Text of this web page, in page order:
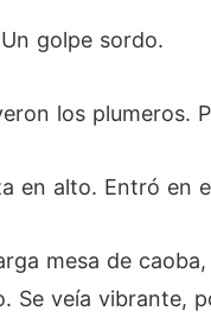
golpe sordo.
los plumeros.
en alto. Entró en
mesa de
Se veía vibrante,